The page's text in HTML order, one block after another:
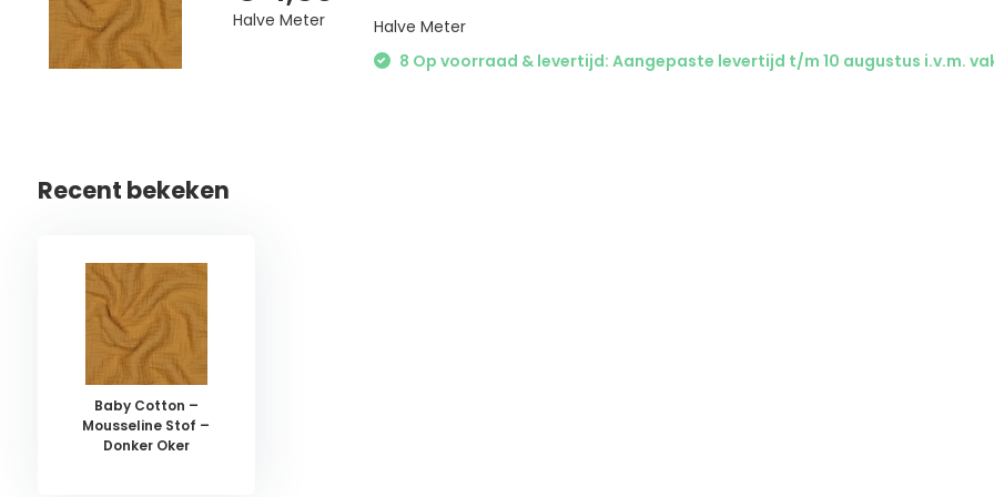
Halve Meter
Halve Meter
8 Op voorraad & levertijd: Aangepaste levertijd t/m 10 augustus i.v.m.
Recent bekeken
Baby Cotton –
Mousseline Stof –
Donker Oker